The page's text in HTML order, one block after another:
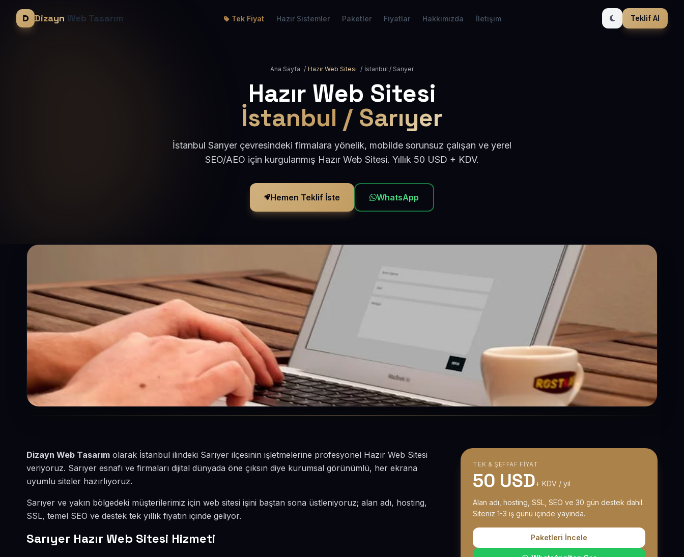
Dizayn Web Tasarım Tek Fiyat Hazır Sistemler Paketler Fiyatlar Hakkımızda İletişim Teklif Al
Ana Sayfa / Hazır Web Sitesi / İstanbul / Sarıyer
Hazır Web Sitesi
İstanbul / Sarıyer
İstanbul Sarıyer çevresindeki firmalara yönelik, mobilde sorunsuz çalışan ve yerel
SEO/AEO için kurgulanmış Hazır Web Sitesi. Yıllık 50 USD + KDV.
Hemen Teklif İste WhatsApp
Dizayn Web Tasarım olarak İstanbul ilindeki Sarıyer ilçesinin işletmelerine profesyonel Hazır Web Sitesi
veriyoruz. Sarıyer esnafı ve firmaları dijital dünyada öne çıksın diye kurumsal görünümlü, her ekrana
uyumlu siteler hazırlıyoruz.
Sarıyer ve yakın bölgedeki müşterilerimiz için web sitesi işini baştan sona üstleniyoruz; alan adı, hosting,
SSL, temel SEO ve destek tek yıllık fiyatın içinde geliyor.
Sarıyer Hazır Web Sitesi Hizmeti
TEK & ŞEFFAF FIYAT
50 USD+ KDV / yıl
Alan adı, hosting, SSL, SEO ve 30 gün destek dahil.
Siteniz 1-3 iş günü içinde yayında.
Paketleri İncele